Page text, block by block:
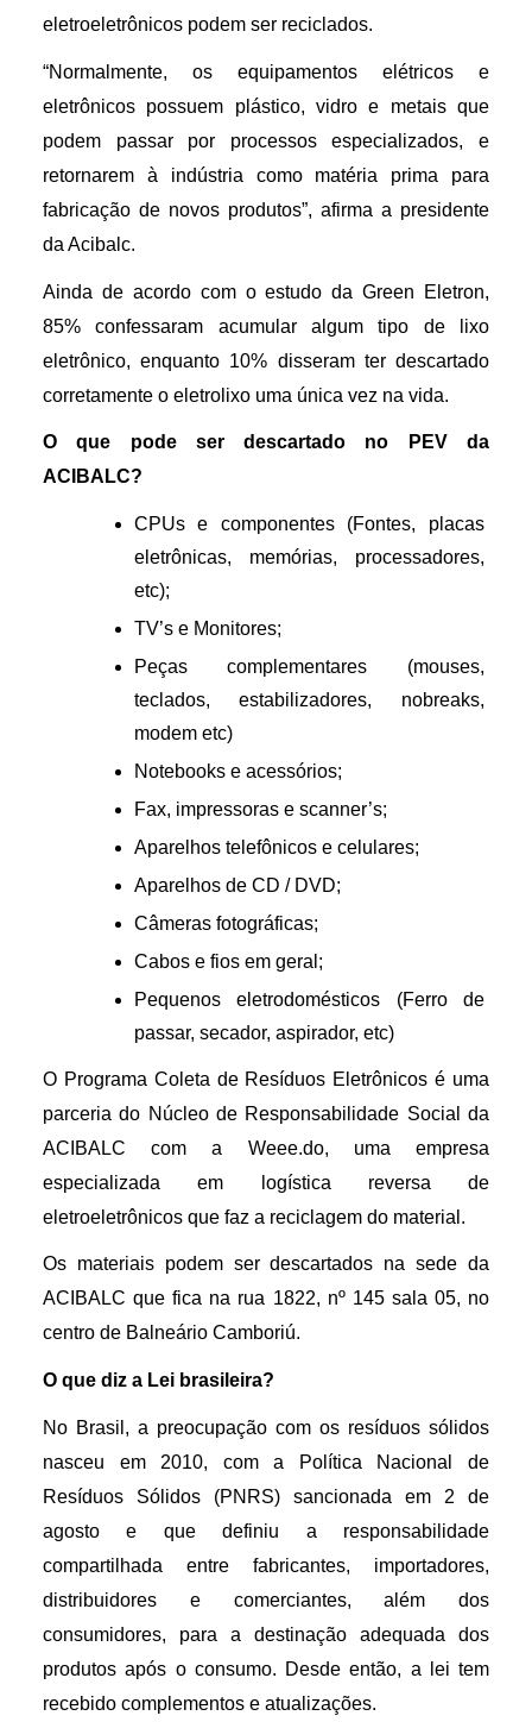
eletroeletrônicos podem ser reciclados.
“Normalmente, os equipamentos elétricos e
eletrônicos possuem plástico, vidro e metais que
podem passar por processos especializados, e
retornarem à indústria como matéria prima para
fabricação de novos produtos”, afirma a presidente
da Acibalc.
Ainda de acordo com o estudo da Green Eletron,
85% confessaram acumular algum tipo de lixo
eletrônico, enquanto 10% disseram ter descartado
corretamente o eletrolixo uma única vez na vida.
O que pode ser descartado no PEV da
ACIBALC?
CPUs e componentes (Fontes, placas
eletrônicas, memórias, processadores,
etc);
TV’s e Monitores;
Peças complementares (mouses,
teclados, estabilizadores, nobreaks,
modem etc)
Notebooks e acessórios;
Fax, impressoras e scanner’s;
Aparelhos telefônicos e celulares;
Aparelhos de CD / DVD;
Câmeras fotográficas;
Cabos e fios em geral;
Pequenos eletrodomésticos (Ferro de
passar, secador, aspirador, etc)
O Programa Coleta de Resíduos Eletrônicos é uma
parceria do Núcleo de Responsabilidade Social da
ACIBALC com a Weee.do, uma empresa
especializada em logística reversa de
eletroeletrônicos que faz a reciclagem do material.
Os materiais podem ser descartados na sede da
ACIBALC que fica na rua 1822, nº 145 sala 05, no
centro de Balneário Camboriú.
O que diz a Lei brasileira?
No Brasil, a preocupação com os resíduos sólidos
nasceu em 2010, com a Política Nacional de
Resíduos Sólidos (PNRS) sancionada em 2 de
agosto e que definiu a responsabilidade
compartilhada entre fabricantes, importadores,
distribuidores e comerciantes, além dos
consumidores, para a destinação adequada dos
produtos após o consumo. Desde então, a lei tem
recebido complementos e atualizações.